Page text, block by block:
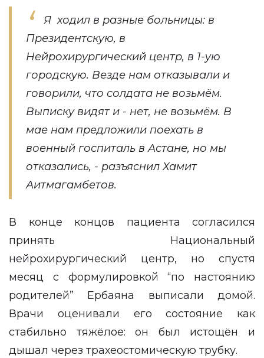
Я ходил в разные больницы: в
Президентскую, в
Нейрохирургический центр, в 1-ую
городскую. Везде нам отказывали и
говорили, что солдата не возьмём.
Выписку видят и - нет, не возьмём. В
мае нам предложили поехать в
военный госпиталь в Астане, но мы
отказались, - разъяснил Хамит
Аитмагамбетов.
В конце концов пациента согласился
принять Национальный
нейрохирургический центр, но спустя
месяц с формулировкой “по настоянию
родителей” Ербаяна выписали домой.
Врачи оценивали его состояние как
стабильно тяжёлое: он был истощён и
дышал через трахеостомическую трубку.